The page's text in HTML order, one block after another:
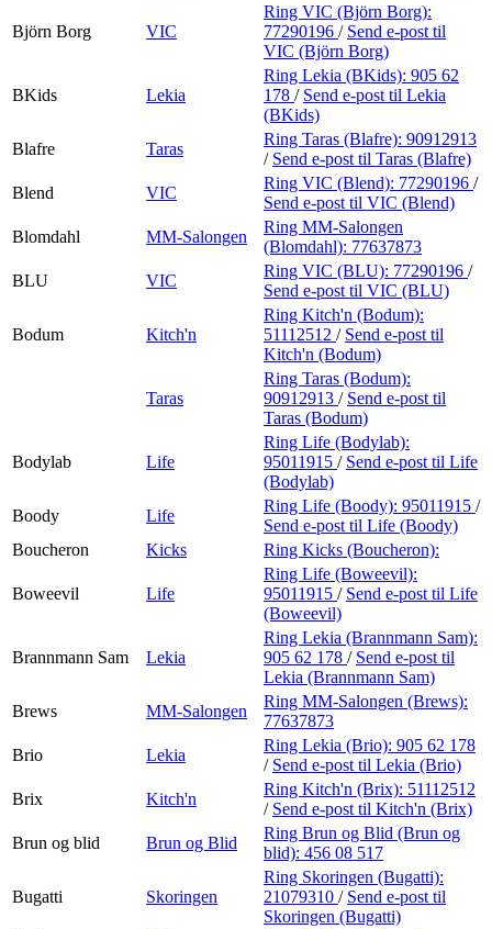
Björn Borg VIC
Ring VIC (Björn Borg):
77290196 / Send e-post til
VIC (Björn Borg)
BKids Lekia
Ring Lekia (BKids): 905 62
178 / Send e-post til Lekia
(BKids)
Blafre
Taras
Ring Taras (Blafre): 90912913
/ Send e-post til Taras (Blafre)
Blend
VIC
Ring VIC (Blend): 77290196 /
Send e-post til VIC (Blend)
Blomdahl
MM-Salongen
Ring MM-Salongen
(Blomdahl): 77637873
BLU
VIC
Ring VIC (BLU): 77290196 /
Send e-post til VIC (BLU)
Bodum Kitch'n
Ring Kitch'n (Bodum):
51112512 / Send e-post til
Kitch'n (Bodum)
Taras
Ring Taras (Bodum):
90912913 / Send e-post til
Taras (Bodum)
Bodylab Life
Ring Life (Bodylab):
95011915 / Send e-post til Life
(Bodylab)
Boody
Life
Ring Life (Boody): 95011915 /
Send e-post til Life (Boody)
Boucheron
Kicks Ring Kicks (Boucheron):
Boweevil Life
Ring Life (Boweevil):
95011915 / Send e-post til Life
(Boweevil)
Brannmann Sam Lekia
Ring Lekia (Brannmann Sam):
905 62 178 / Send e-post til
Lekia (Brannmann Sam)
Brews
MM-Salongen
Ring MM-Salongen (Brews):
77637873
Brio
Lekia
Ring Lekia (Brio): 905 62 178
/ Send e-post til Lekia (Brio)
Brix
Kitch'n
Ring Kitch'n (Brix): 51112512
/ Send e-post til Kitch'n (Brix)
Brun og blid
Brun og Blid
Ring Brun og Blid (Brun og
blid): 456 08 517
Bugatti Skoringen
Ring Skoringen (Bugatti):
21079310 / Send e-post til
Skoringen (Bugatti)